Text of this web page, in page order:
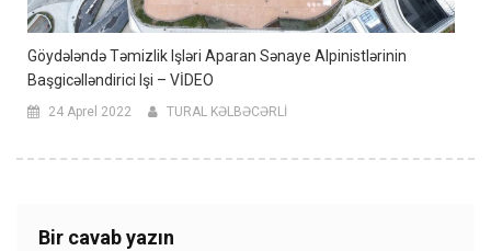
Göydələndə Təmizlik Işləri Aparan Sənaye Alpinistlərinin
Başgicəlləndirici Işi – VİDEO
24 Aprel 2022 TURAL KƏLBƏCƏRLİ
Bir cavab yazın